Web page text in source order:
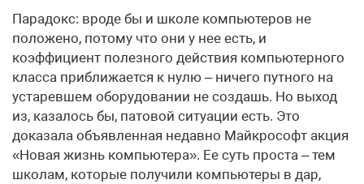
Парадокс: вроде бы и школе компьютеров не
положено, потому что они у нее есть, и
коэффициент полезного действия компьютерного
класса приближается к нулю – ничего путного на
устаревшем оборудовании не создашь. Но выход
из, казалось бы, патовой ситуации есть. Это
доказала объявленная недавно Майкрософт акция
«Новая жизнь компьютера». Ее суть проста – тем
школам, которые получили компьютеры в дар,